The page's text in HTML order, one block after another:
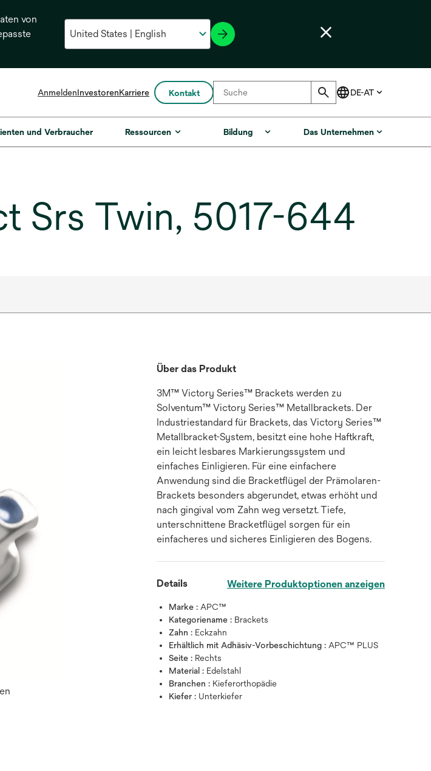
von
AnmeldenInvestorenKarriere Kontakt
und Verbraucher Ressourcen Bildung Das Unternehmen
Srs Twin, 5017-644
Über das Produkt
3M™ Victory Series™ Brackets werden zu
Solventum™ Victory Series™ Metallbrackets. Der
Industriestandard für Brackets, das Victory Series™
Metallbracket-System, besitzt eine hohe Haftkraft,
ein leicht lesbares Markierungssystem und
einfaches Einligieren. Für eine einfachere
Anwendung sind die Bracketflügel der Prämolaren-
Brackets besonders abgerundet, etwas erhöht und
nach gingival vom Zahn weg versetzt. Tiefe,
unterschnittene Bracketflügel sorgen für ein
einfacheres und sicheres Einligieren des Bogens.
Details Weitere Produktoptionen anzeigen
Marke : APC™
Kategoriename : Brackets
Zahn : Eckzahn
Erhältlich mit Adhäsiv-Vorbeschichtung : APC™ PLUS
Seite : Rechts
Material : Edelstahl
Branchen : Kieferorthopädie
Kiefer : Unterkiefer